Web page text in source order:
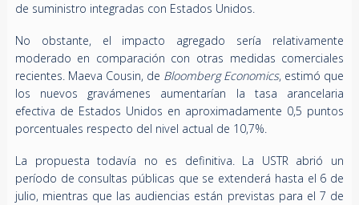
de suministro integradas con Estados Unidos.
No obstante, el impacto agregado sería relativamente
moderado en comparación con otras medidas comerciales
recientes. Maeva Cousin, de Bloomberg Economics, estimó que
los nuevos gravámenes aumentarían la tasa arancelaria
efectiva de Estados Unidos en aproximadamente 0,5 puntos
porcentuales respecto del nivel actual de 10,7%.
La propuesta todavía no es definitiva. La USTR abrió un
período de consultas públicas que se extenderá hasta el 6 de
julio, mientras que las audiencias están previstas para el 7 de